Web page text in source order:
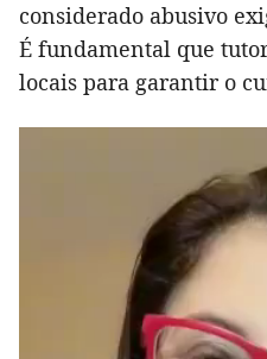
considerado abusivo
É fundamental que
locais para garantir o